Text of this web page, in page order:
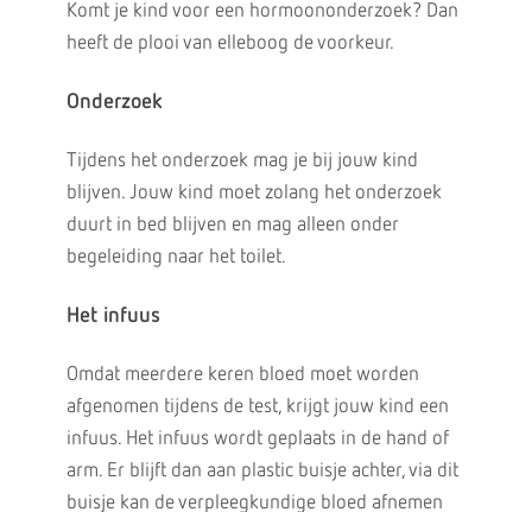
Komt je kind voor een hormoononderzoek? Dan
heeft de plooi van elleboog de voorkeur.
Onderzoek
Tijdens het onderzoek mag je bij jouw kind
blijven. Jouw kind moet zolang het onderzoek
duurt in bed blijven en mag alleen onder
begeleiding naar het toilet.
Het infuus
Omdat meerdere keren bloed moet worden
afgenomen tijdens de test, krijgt jouw kind een
infuus. Het infuus wordt geplaats in de hand of
arm. Er blijft dan aan plastic buisje achter, via dit
buisje kan de verpleegkundige bloed afnemen